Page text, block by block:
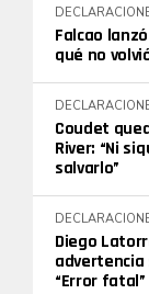
Falcao
qué no
Coudet
River: “Ni
salvarlo”
Diego
advertencia
“Error fatal”